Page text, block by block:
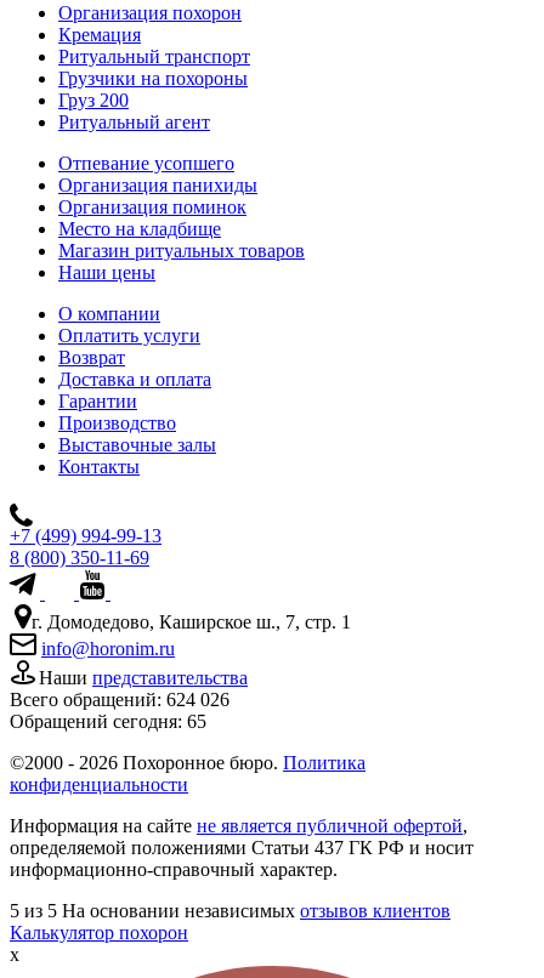
Организация похорон
Кремация
Ритуальный транспорт
Грузчики на похороны
Груз 200
Ритуальный агент
Отпевание усопшего
Организация панихиды
Организация поминок
Место на кладбище
Магазин ритуальных товаров
Наши цены
О компании
Оплатить услуги
Возврат
Доставка и оплата
Гарантии
Производство
Выставочные залы
Контакты
+7 (499) 994-99-13
8 (800) 350-11-69
г. Домодедово, Каширское ш., 7, стр. 1
info@horonim.ru
Наши представительства
Всего обращений: 624 026
Обращений сегодня: 65
©2000 - 2026 Похоронное бюро. Политика
конфиденциальности
Информация на сайте не является публичной офертой,
определяемой положениями Статьи 437 ГК РФ и носит
информационно-справочный характер.
5 из 5 На основании независимых отзывов клиентов
Калькулятор похорон
x